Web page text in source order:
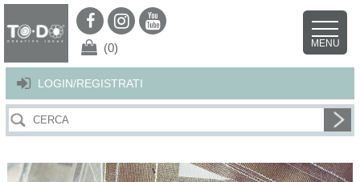
Per offrirti il miglior servizio possibile questo sito utilizza i cookies.
Continuando la navigazione nel sito autorizzi l’uso dei cookies. Per ulteriori
LOGIN/REGISTRATI
(0) MENU